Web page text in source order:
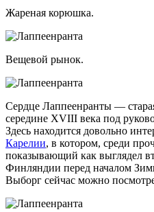
Жареная корюшка.
Вещевой рынок.
Сердце Лаппеенранты —
середине XVIII века под
Здесь находится довольно
Карелии, в котором, среди
показывающий как выглядел
Финляндии перед началом
Выборг сейчас можно